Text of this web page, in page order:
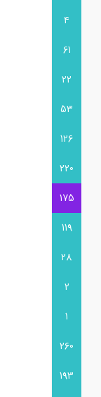
4
61
22
53
126
220
175
119
28
2
1
260
193